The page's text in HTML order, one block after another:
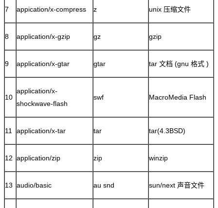
7 appication/x-compress z unix 压缩文件
8 application/x-gzip gz gzip
9 application/x-gtar gtar tar 文档 (gnu 格式 )
10
application/x-
shockwave-flash
swf MacroMedia Flash
11 application/x-tar tar tar(4.3BSD)
12 application/zip zip winzip
13 audio/basic au snd sun/next 声音文件